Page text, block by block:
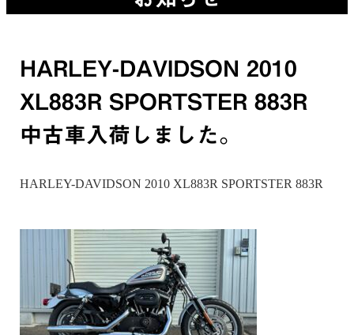
HARLEY-DAVIDSON 2010
XL883R SPORTSTER 883R
中古車入荷しました。
HARLEY-DAVIDSON 2010 XL883R SPORTSTER 883R